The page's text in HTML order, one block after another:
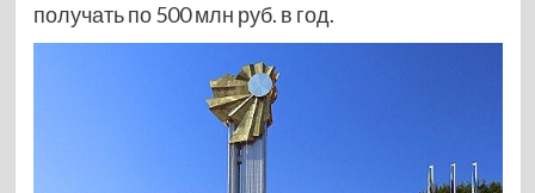
получать по 500 млн руб. в год.